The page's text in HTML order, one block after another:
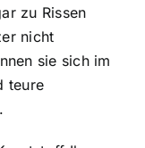
zu Rissen
nicht
sie sich im
teure